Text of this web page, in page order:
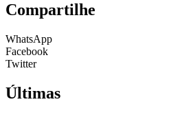
Compartilhe
WhatsApp
Facebook
Twitter
Últimas